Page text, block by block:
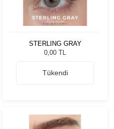
STERLING GRAY
0,00 TL
Tükendi